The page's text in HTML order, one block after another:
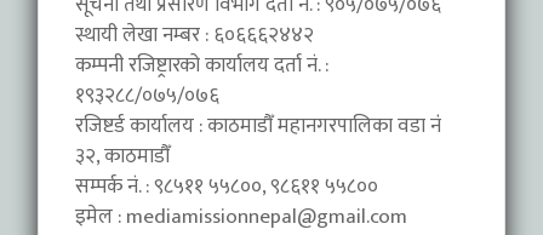
स्थायी लेखा नम्बर : ६०६६६२४४२
कम्पनी रजिष्ट्रारको कार्यालय दर्ता नं. :
१९३२८८/०७५/०७६
रजिष्टर्ड कार्यालय : काठमाडौँ महानगरपालिका वडा नंं
३२, काठमाडौँ
सम्पर्क नं. : ९८५११ ५५८००, ९८६११ ५५८००
इमेल :mediamissionnepal@gmail.com